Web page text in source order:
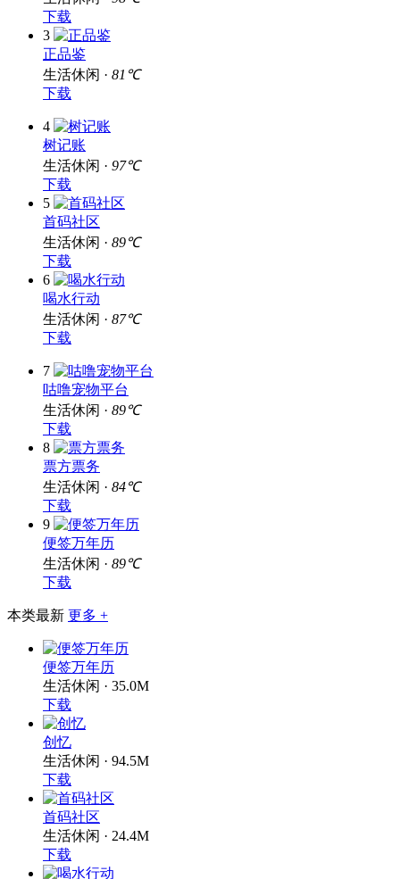
下载
3
正品鉴
生活休闲 ·
下载
树记账
生活休闲 ·
下载
5
首码社区
生活休闲 ·
下载
喝水行动
生活休闲 ·
下载
咕噜宠物平台
生活休闲 ·89℃
下载
8
票方票务
生活休闲 ·
下载
9
便签万年历
生活休闲 ·89℃
下载
本类最新 更多 +
便签万年历
生活休闲 · 35.0M
下载
创忆
生活休闲 · 94.5M
下载
首码社区
生活休闲 · 24.4M
下载
喝水行动
生活休闲 · 1.5M